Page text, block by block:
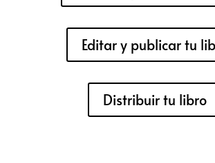
Editar y publicar tu
Distribuir tu libro